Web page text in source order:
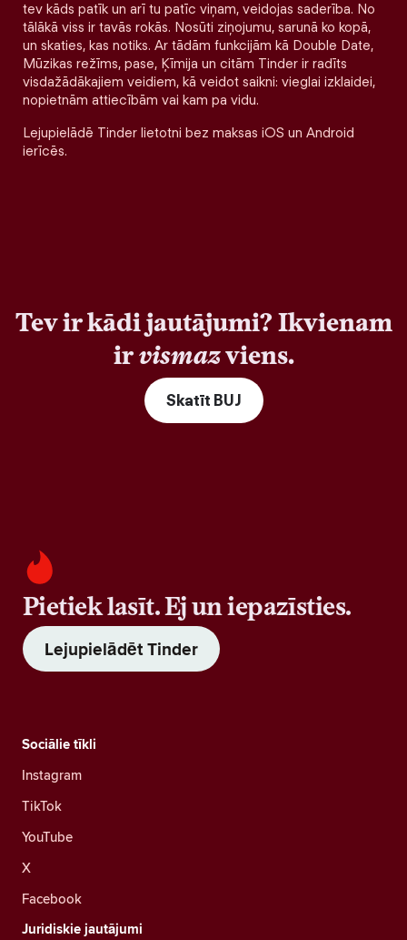
tev kāds patīk un arī tu patīc viņam, veidojas saderība. No
tālākā viss ir tavās rokās. Nosūti ziņojumu, sarunā ko kopā,
un skaties, kas notiks. Ar tādām funkcijām kā Double Date,
Mūzikas režīms, pase, Ķīmija un citām Tinder ir radīts
visdažādākajiem veidiem, kā veidot saikni: vieglai izklaidei,
nopietnām attiecībām vai kam pa vidu.
Lejupielādē Tinder lietotni bez maksas iOS un Android
ierīcēs.
Tev ir kādi jautājumi? Ikvienam
irvismazviens.
Skatīt BUJ
Pietiek lasīt. Ej un iepazīsties.
Lejupielādēt Tinder
Sociālie tīkli
Instagram
TikTok
YouTube
X
Facebook
Juridiskie jautājumi